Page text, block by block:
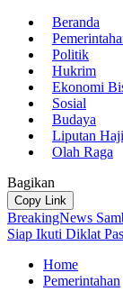
Beranda
Politik
Hukrim
Ekonomi
Sosial
Budaya
Liputan Haji
Olah Raga
Bagikan
Copy Link
BreakingNews
Siap Ikuti Diklat
Home
Pemerintahan